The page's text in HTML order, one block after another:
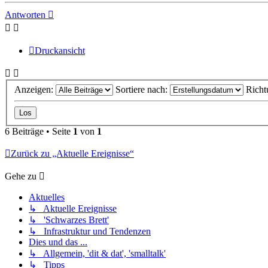
Antworten
Druckansicht
Anzeigen: Sortiere nach:
6 Beiträge • Seite 1 von 1
Zurück zu „Aktuelle Ereignisse“
Gehe zu
Aktuelles
↳ Aktuelle Ereignisse
↳ 'Schwarzes Brett'
↳ Infrastruktur und Tendenzen
Dies und das ...
↳ Allgemein, 'dit & dat', 'smalltalk'
↳ Tipps